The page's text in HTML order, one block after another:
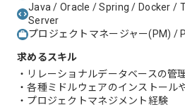
Java / Oracle / Spring / Docker /
Server
プロジェクトマネージャー(PM) /
求めるスキル
・リレーショナルデータベースの管
・各種ミドルウェアのインストール
・プロジェクトマネジメント経験